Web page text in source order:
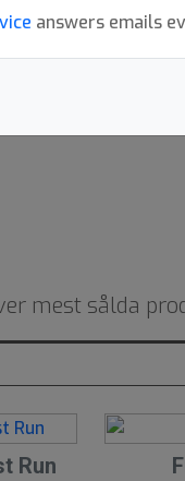
answers emails
mest sålda
Run